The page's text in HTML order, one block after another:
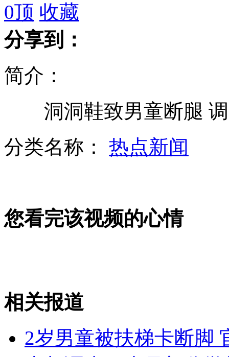
台湾地下兵工厂歹徒拒捕开车冲撞
货车失控“悬崖勒马”
0顶 收藏
分享到：
简介：
洞洞鞋致男童断腿 调
分类名称： 热点新闻
您看完该视频的心情
相关报道
2岁男童被扶梯卡断脚